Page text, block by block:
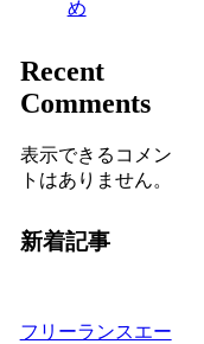
め
Recent
Comments
表示できるコメン
トはありません。
新着記事
フリーランスエー